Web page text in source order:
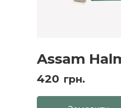
Assam
420 грн.